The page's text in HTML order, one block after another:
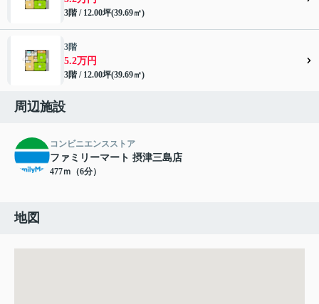
3階 / 12.00坪(39.69㎡)
3階
5.2万円
3階 / 12.00坪(39.69㎡)
周辺施設
コンビニエンスストア
ファミリーマート 摂津三島店
477ｍ（6分）
地図